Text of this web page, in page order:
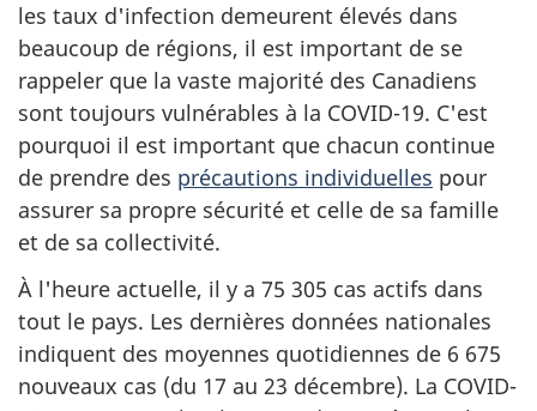
les taux d'infection demeurent élevés dans
beaucoup de régions, il est important de se
rappeler que la vaste majorité des Canadiens
sont toujours vulnérables à la COVID-19. C'est
pourquoi il est important que chacun continue
de prendre des précautions individuelles pour
assurer sa propre sécurité et celle de sa famille
et de sa collectivité.
À l'heure actuelle, il y a 75 305 cas actifs dans
tout le pays. Les dernières données nationales
indiquent des moyennes quotidiennes de 6 675
nouveaux cas (du 17 au 23 décembre). La COVID-